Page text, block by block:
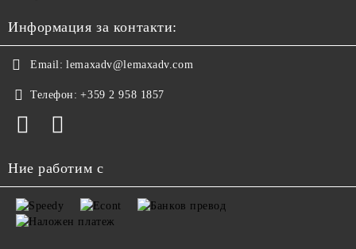
Информация за контакти:
Email: lemaxadv@lemaxadv.com
Телефон: +359 2 958 1857
Ние работим с